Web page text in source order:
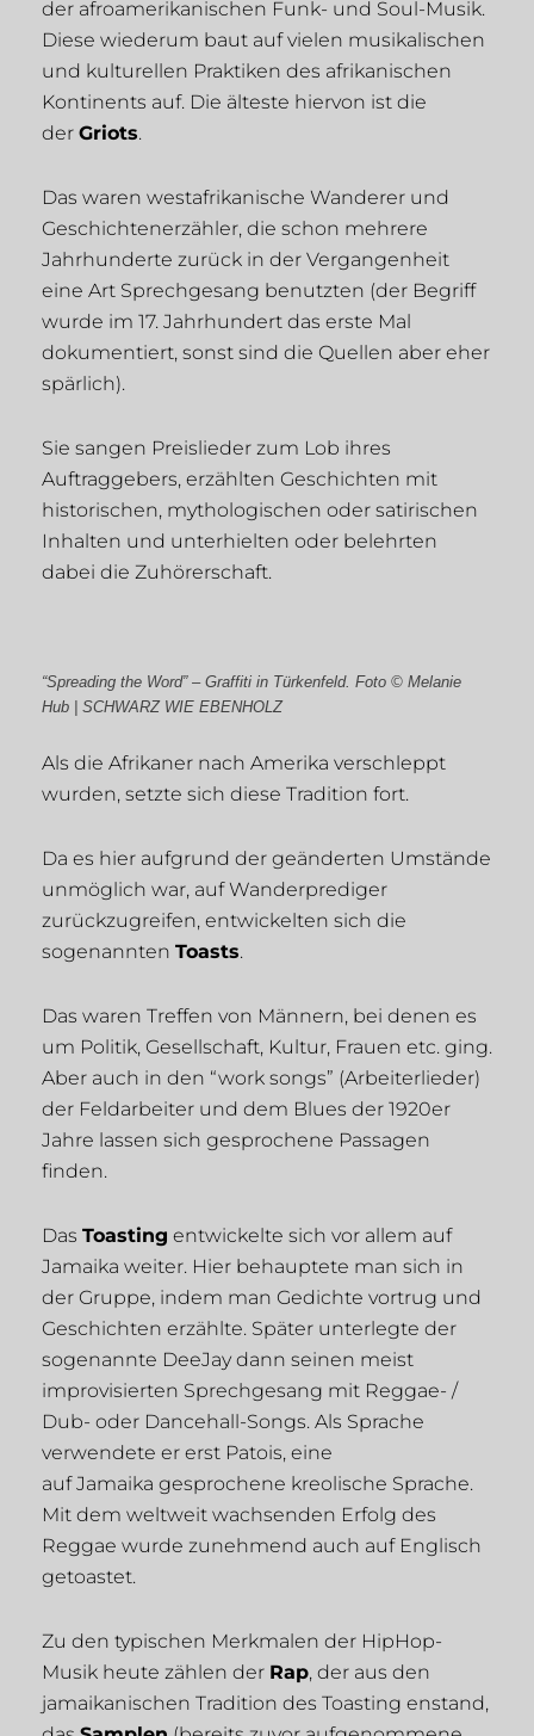
der afroamerikanischen Funk- und Soul-Musik.
Diese wiederum baut auf vielen musikalischen
und kulturellen Praktiken des afrikanischen
Kontinents auf. Die älteste hiervon ist die
der Griots.
Das waren westafrikanische Wanderer und
Geschichtenerzähler, die schon mehrere
Jahrhunderte zurück in der Vergangenheit
eine Art Sprechgesang benutzten (der Begriff
wurde im 17. Jahrhundert das erste Mal
dokumentiert, sonst sind die Quellen aber eher
spärlich).
Sie sangen Preislieder zum Lob ihres
Auftraggebers, erzählten Geschichten mit
historischen, mythologischen oder satirischen
Inhalten und unterhielten oder belehrten
dabei die Zuhörerschaft.
“Spreading the Word” – Graffiti in Türkenfeld. Foto © Melanie
Hub | SCHWARZ WIE EBENHOLZ
Als die Afrikaner nach Amerika verschleppt
wurden, setzte sich diese Tradition fort.
Da es hier aufgrund der geänderten Umstände
unmöglich war, auf Wanderprediger
zurückzugreifen, entwickelten sich die
sogenannten Toasts.
Das waren Treffen von Männern, bei denen es
um Politik, Gesellschaft, Kultur, Frauen etc. ging.
Aber auch in den “work songs” (Arbeiterlieder)
der Feldarbeiter und dem Blues der 1920er
Jahre lassen sich gesprochene Passagen
finden.
Das Toasting entwickelte sich vor allem auf
Jamaika weiter. Hier behauptete man sich in
der Gruppe, indem man Gedichte vortrug und
Geschichten erzählte. Später unterlegte der
sogenannte DeeJay dann seinen meist
improvisierten Sprechgesang mit Reggae- /
Dub- oder Dancehall-Songs. Als Sprache
verwendete er erst Patois, eine
auf Jamaika gesprochene kreolische Sprache.
Mit dem weltweit wachsenden Erfolg des
Reggae wurde zunehmend auch auf Englisch
getoastet.
Zu den typischen Merkmalen der HipHop-
Musik heute zählen der Rap, der aus den
jamaikanischen Tradition des Toasting enstand,